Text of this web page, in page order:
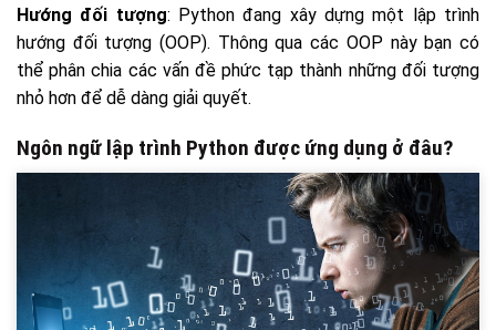
Hướng đối tượng: Python đang xây dựng một lập trình
hướng đối tượng (OOP). Thông qua các OOP này bạn có
thể phân chia các vấn đề phức tạp thành những đối tượng
nhỏ hơn để dễ dàng giải quyết.
Ngôn ngữ lập trình Python được ứng dụng ở đâu?